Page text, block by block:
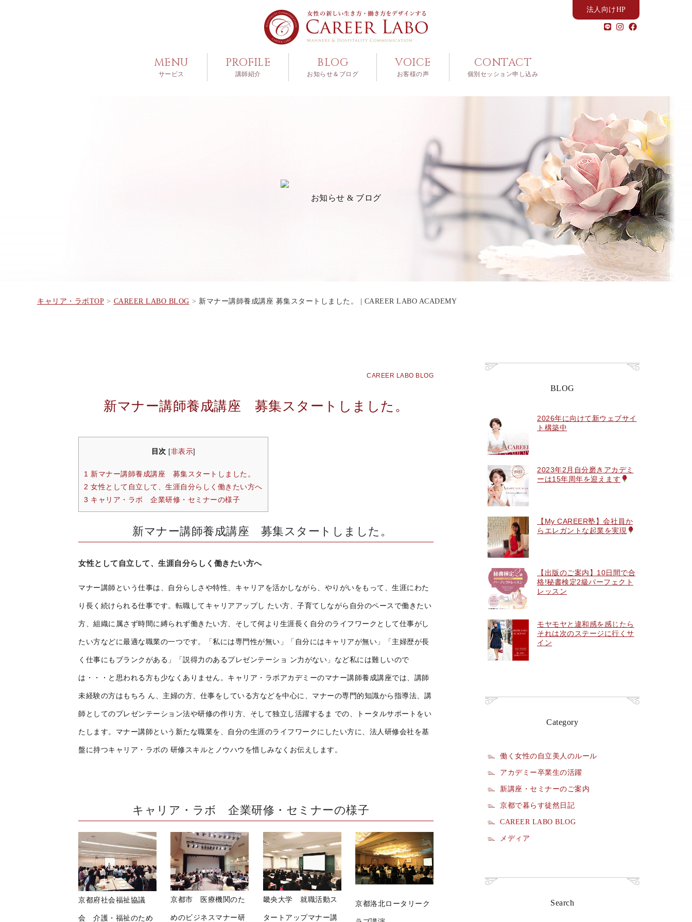
法人向けHP
MENU
サービス
PROFILE
講師紹介
BLOG
お知らせ＆ブログ
VOICE
お客様の声
CONTACT
個別セッション申し込み
お知らせ & ブログ
キャリア・ラボTOP CAREER LABO BLOG 新マナー講師養成講座 募集スタートしました。 | CAREER LABO ACADEMY
CAREER LABO BLOG
新マナー講師養成講座 募集スタートしました。
目次 非表示
1 新マナー講師養成講座 募集スタートしました。
2 女性として自立して、生涯自分らしく働きたい方へ
3 キャリア・ラボ 企業研修・セミナーの様子
新マナー講師養成講座 募集スタートしました。
女性として自立して、生涯自分らしく働きたい方へ
マナー講師という仕事は、自分らしさや特性、キャリアを活かしながら、やりがいをもって、生涯にわた
り長く続けられる仕事です。転職してキャリアアップし たい方、子育てしながら自分のペースで働きたい
方、組織に属さず時間に縛られず働きたい方、そして何より生涯長く自分のライフワークとして仕事がし
たい方などに最適な職業の一つです。「私には専門性が無い」「自分にはキャリアが無い」「主婦歴が長
く仕事にもブランクがある」「説得力のあるプレゼンテーショ ン力がない」など私には難しいので
は・・・と思われる方も少なくありません。キャリア・ラボアカデミーのマナー講師養成講座では、講師
未経験の方はもちろ ん、主婦の方、仕事をしている方などを中心に、マナーの専門的知識から指導法、講
師としてのプレゼンテーション法や研修の作り方、そして独立し活躍するま での、トータルサポートをい
たします。マナー講師という新たな職業を、自分の生涯のライフワークにしたい方に、法人研修会社を基
盤に持つキャリア・ラボの 研修スキルとノウハウを惜しみなくお伝えします。
キャリア・ラボ 企業研修・セミナーの様子
京都府社会福祉協議
会 介護・福祉のため
京都市 医療機関のた
めのビジネスマナー研
畿央大学 就職活動ス
タートアップマナー講
京都洛北ロータリーク
BLOG
2026年に向けて新ウェブサイ
ト構築中
2023年2月自分磨きアカデミ
ーは15年周年を迎えます
【My CAREER塾】会社員か
らエレガントな起業を実現
【出版のご案内】10日間で合
格!秘書検定2級パーフェクト
レッスン
モヤモヤと違和感を感じたら
それは次のステージに行くサ
イン
Category
働く女性の自立美人のルール
アカデミー卒業生の活躍
新講座・セミナーのご案内
京都で暮らす徒然日記
CAREER LABO BLOG
メディア
Search